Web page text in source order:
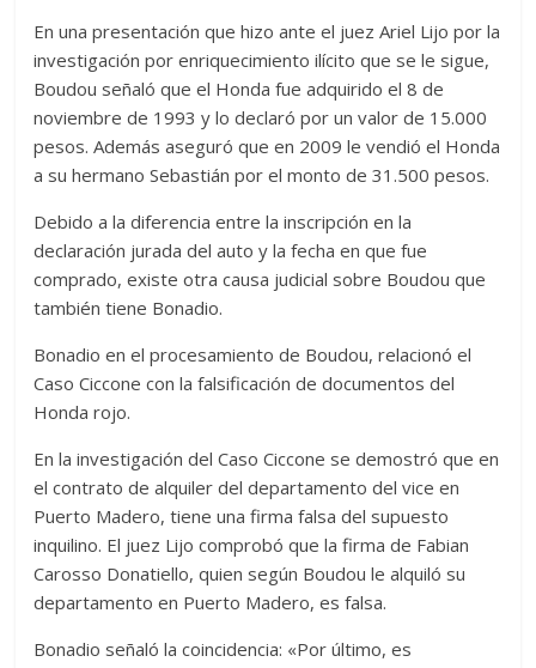
En una presentación que hizo ante el juez Ariel Lijo por la
investigación por enriquecimiento ilícito que se le sigue,
Boudou señaló que el Honda fue adquirido el 8 de
noviembre de 1993 y lo declaró por un valor de 15.000
pesos. Además aseguró que en 2009 le vendió el Honda
a su hermano Sebastián por el monto de 31.500 pesos.
Debido a la diferencia entre la inscripción en la
declaración jurada del auto y la fecha en que fue
comprado, existe otra causa judicial sobre Boudou que
también tiene Bonadio.
Bonadio en el procesamiento de Boudou, relacionó el
Caso Ciccone con la falsificación de documentos del
Honda rojo.
En la investigación del Caso Ciccone se demostró que en
el contrato de alquiler del departamento del vice en
Puerto Madero, tiene una firma falsa del supuesto
inquilino. El juez Lijo comprobó que la firma de Fabian
Carosso Donatiello, quien según Boudou le alquiló su
departamento en Puerto Madero, es falsa.
Bonadio señaló la coincidencia: «Por último, es